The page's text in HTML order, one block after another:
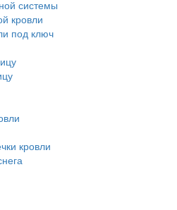
системы
кровли
под ключ
кровли